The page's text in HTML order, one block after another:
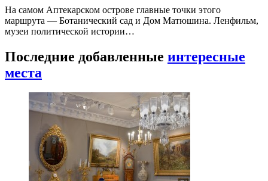
На самом Аптекарском острове главные точки этого
маршрута — Ботанический сад и Дом Матюшина. Ленфильм,
музеи политической истории…
Последние добавленные интересные
места